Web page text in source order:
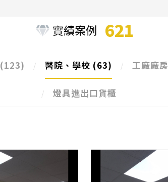
實績案例 621
(123) 醫院、學校 (63) 工廠廠房
燈具進出口貨櫃